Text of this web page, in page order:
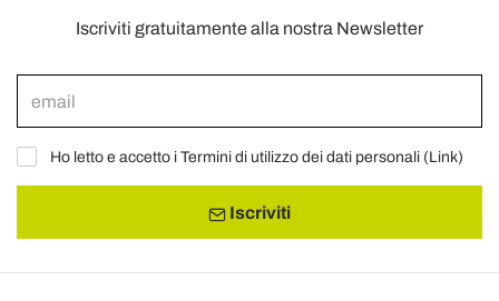
Iscriviti gratuitamente alla nostra Newsletter
Ho letto e accetto i Termini di utilizzo dei dati personali (Link)
Iscriviti